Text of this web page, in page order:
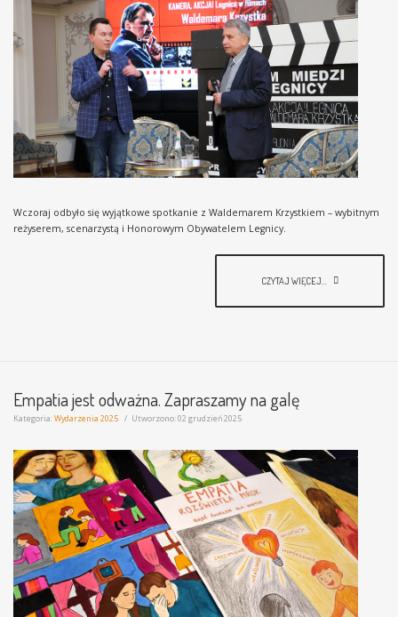
Wczoraj odbyło się wyjątkowe spotkanie z Waldemarem Krzystkiem – wybitnym
reżyserem, scenarzystą i Honorowym Obywatelem Legnicy.
CZYTAJ WIĘCEJ...
Empatia jest odważna. Zapraszamy na galę
Kategoria:Wydarzenia 2025 Utworzono: 02 grudzień 2025